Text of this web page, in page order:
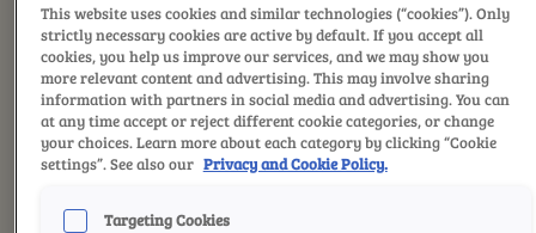
This website uses cookies and similar technologies (“cookies”). Only
strictly necessary cookies are active by default. If you accept all
cookies, you help us improve our services, and we may show you
more relevant content and advertising. This may involve sharing
information with partners in social media and advertising. You can
at any time accept or reject different cookie categories, or change
your choices. Learn more about each category by clicking “Cookie
settings”. See also our Privacy and Cookie Policy.
Targeting Cookies